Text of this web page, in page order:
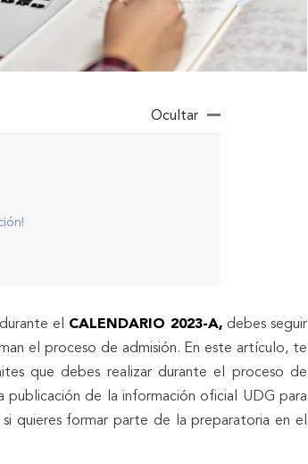
Ocultar
el CALENDARIO 2023-A, debes seguir
el proceso de admisión. En este artículo, te
que debes realizar durante el proceso de
publicación de la información oficial UDG para
quieres formar parte de la preparatoria en el